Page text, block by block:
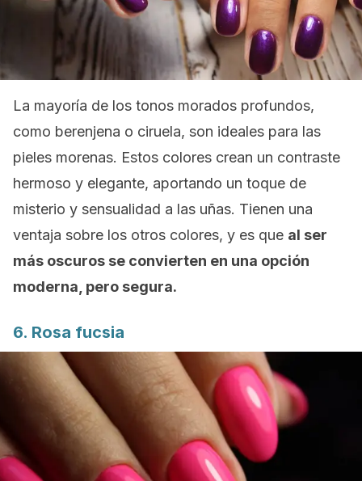
La mayoría de los tonos morados profundos,
como berenjena o ciruela, son ideales para las
pieles morenas. Estos colores crean un contraste
hermoso y elegante, aportando un toque de
misterio y sensualidad a las uñas. Tienen una
ventaja sobre los otros colores, y es que al ser
más oscuros se convierten en una opción
moderna, pero segura.
6. Rosa fucsia